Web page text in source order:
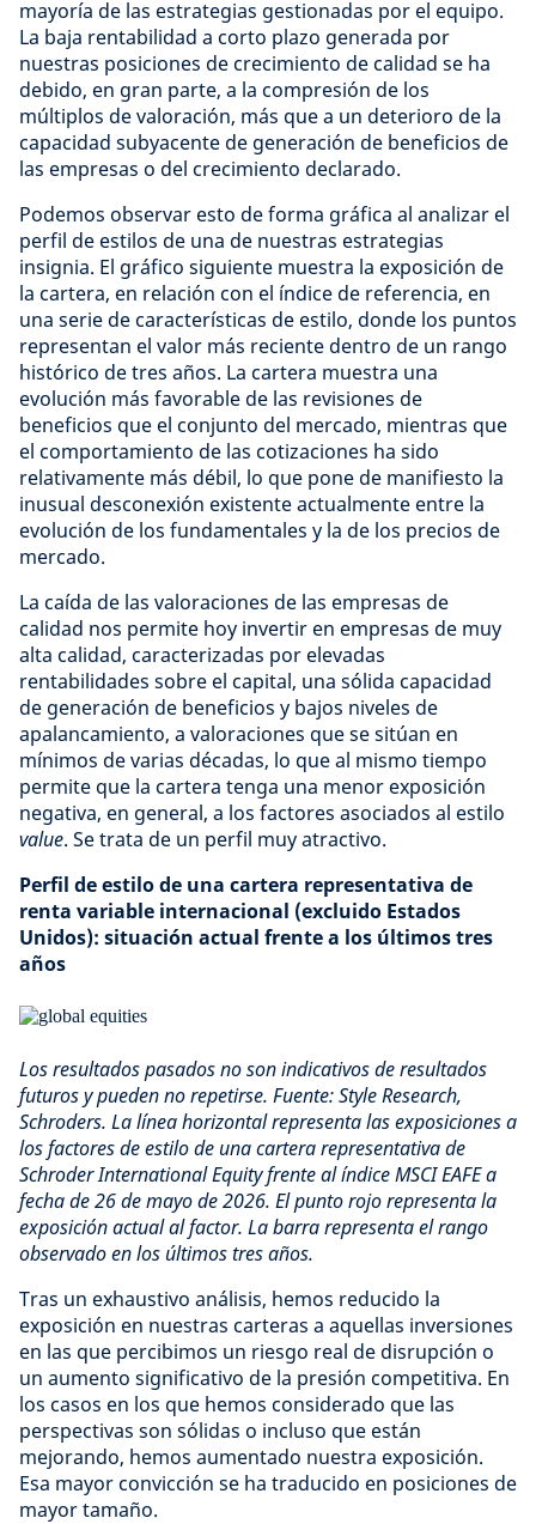
mayoría de las estrategias gestionadas por el equipo.
La baja rentabilidad a corto plazo generada por
nuestras posiciones de crecimiento de calidad se ha
debido, en gran parte, a la compresión de los
múltiplos de valoración, más que a un deterioro de la
capacidad subyacente de generación de beneficios de
las empresas o del crecimiento declarado.
Podemos observar esto de forma gráfica al analizar el
perfil de estilos de una de nuestras estrategias
insignia. El gráfico siguiente muestra la exposición de
la cartera, en relación con el índice de referencia, en
una serie de características de estilo, donde los puntos
representan el valor más reciente dentro de un rango
histórico de tres años. La cartera muestra una
evolución más favorable de las revisiones de
beneficios que el conjunto del mercado, mientras que
el comportamiento de las cotizaciones ha sido
relativamente más débil, lo que pone de manifiesto la
inusual desconexión existente actualmente entre la
evolución de los fundamentales y la de los precios de
mercado.
La caída de las valoraciones de las empresas de
calidad nos permite hoy invertir en empresas de muy
alta calidad, caracterizadas por elevadas
rentabilidades sobre el capital, una sólida capacidad
de generación de beneficios y bajos niveles de
apalancamiento, a valoraciones que se sitúan en
mínimos de varias décadas, lo que al mismo tiempo
permite que la cartera tenga una menor exposición
negativa, en general, a los factores asociados al estilo
value. Se trata de un perfil muy atractivo.
Perfil de estilo de una cartera representativa de
renta variable internacional (excluido Estados
Unidos): situación actual frente a los últimos tres
años
Los resultados pasados no son indicativos de resultados
futuros y pueden no repetirse. Fuente: Style Research,
Schroders. La línea horizontal representa las exposiciones a
los factores de estilo de una cartera representativa de
Schroder International Equity frente al índice MSCI EAFE a
fecha de 26 de mayo de 2026. El punto rojo representa la
exposición actual al factor. La barra representa el rango
observado en los últimos tres años.
Tras un exhaustivo análisis, hemos reducido la
exposición en nuestras carteras a aquellas inversiones
en las que percibimos un riesgo real de disrupción o
un aumento significativo de la presión competitiva. En
los casos en los que hemos considerado que las
perspectivas son sólidas o incluso que están
mejorando, hemos aumentado nuestra exposición.
Esa mayor convicción se ha traducido en posiciones de
mayor tamaño.